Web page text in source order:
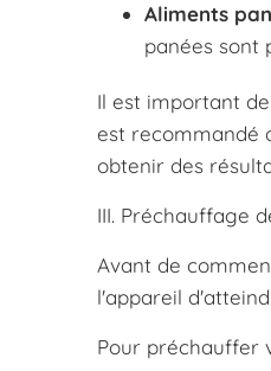
Aliments
panées sont
Il est important
est recommandé
obtenir des
III. Préchauffage
Avant de
l'appareil
Pour préchauffer